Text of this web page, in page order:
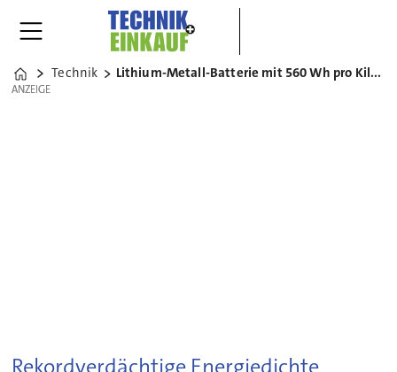
Home
Technik Lithium-Metall-Batterie mit 560 Wh pro Kilogramm
ANZEIGE
ANZEIGE